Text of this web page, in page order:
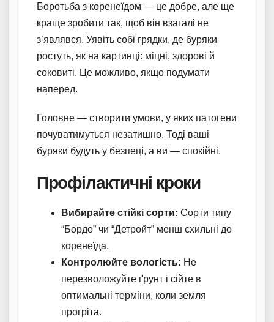
Боротьба з коренеїдом — це добре, але ще
краще зробити так, щоб він взагалі не
з’являвся. Уявіть собі грядки, де буряки
ростуть, як на картинці: міцні, здорові й
соковиті. Це можливо, якщо подумати
наперед.
Головне — створити умови, у яких патогени
почуватимуться незатишно. Тоді ваші
буряки будуть у безпеці, а ви — спокійні.
Профілактичні кроки
Вибирайте стійкі сорти: Сорти типу
“Бордо” чи “Детройт” менш схильні до
коренеїда.
Контролюйте вологість: Не
перезволожуйте ґрунт і сійте в
оптимальні терміни, коли земля
прогріта.